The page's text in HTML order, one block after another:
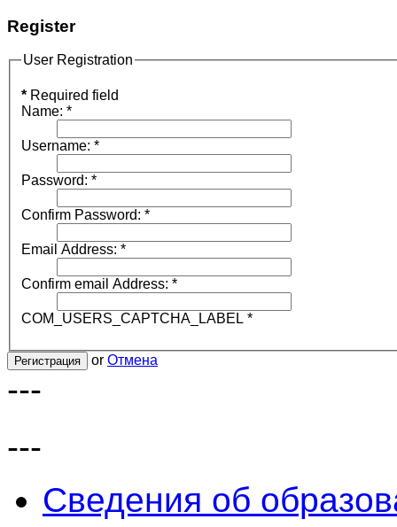
Register
User Registration
* Required field
Name: *
Username: *
Password: *
Confirm Password: *
Email Address: *
Confirm email Address: *
COM_USERS_CAPTCHA_LABEL *
Регистрация or Отмена
---
---
Сведения об